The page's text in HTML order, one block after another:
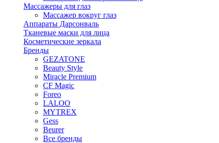
Массажеры для глаз
Массажер вокруг глаз
Аппараты Дарсонваль
Тканевые маски для лица
Косметические зеркала
Бренды
GEZATONE
Beauty Style
Miracle Premium
CF Magic
Foreo
LALOO
MYTREX
Gess
Beurer
Все бренды